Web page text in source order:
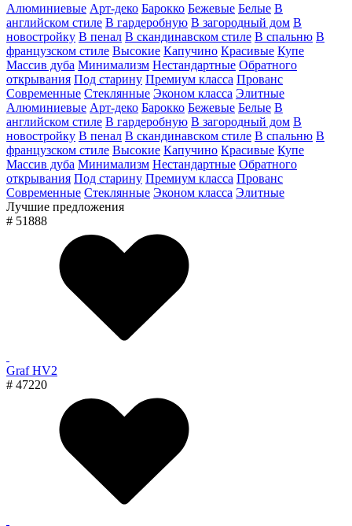
Алюминиевые Арт-деко Барокко Бежевые Белые В
английском стиле В гардеробную В загородный дом В
новостройку В пенал В скандинавском стиле В спальню В
французском стиле Высокие Капучино Красивые Купе
Массив дуба Минимализм Нестандартные Обратного
открывания Под старину Премиум класса Прованс
Современные Стеклянные Эконом класса Элитные
Алюминиевые Арт-деко Барокко Бежевые Белые В
английском стиле В гардеробную В загородный дом В
новостройку В пенал В скандинавском стиле В спальню В
французском стиле Высокие Капучино Красивые Купе
Массив дуба Минимализм Нестандартные Обратного
открывания Под старину Премиум класса Прованс
Современные Стеклянные Эконом класса Элитные
Лучшие предложения
# 51888
Graf HV2
# 47220